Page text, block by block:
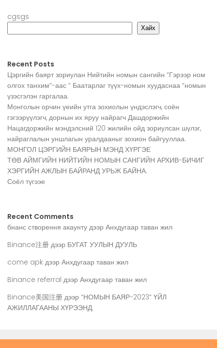
cgsgs
Хайх
Recent Posts
Цэргийн баярт зориулан Нийтийн номын сангийн “Гэрээр ном
олгох танхим”-аас ” Баатарлаг түүх-номын хуудаснаа “номын
үзэсгэлэн гаргалаа.
Монголын орчин үеийн утга зохиолын үндэслэгч, соён
гэгээрүүлэгч, дорнын их яруу найрагч Дашдоржийн
Нацагдоржийн мэндэлсний 120 жилийн ойд зориулсан шүлэг,
найраглалын уншлагын уралдааныг зохион байгууллаа.
МОНГОЛ ЦЭРГИЙН БАЯРЫН МЭНД ХҮРГЭЕ
ТӨВ АЙМГИЙН НИЙТИЙН НОМЫН САНГИЙН АРХИВ-БИЧИГ
ХЭРГИЙН АЖЛЫН БАЙРАНД УРЬЖ БАЙНА.
Соёл түгээе
Recent Comments
бнанс створення акаунту дээр Анхдугаар таван жил
Binance注册 дээр БУГАТ УУЛЫН ДУУЛЬ
come apk дээр Анхдугаар таван жил
Binance referral дээр Анхдугаар таван жил
Binance美国注册 дээр “НОМЫН БАЯР-2023” ҮЙЛ
АЖИЛЛАГААНЫ ХҮРЭЭНД: